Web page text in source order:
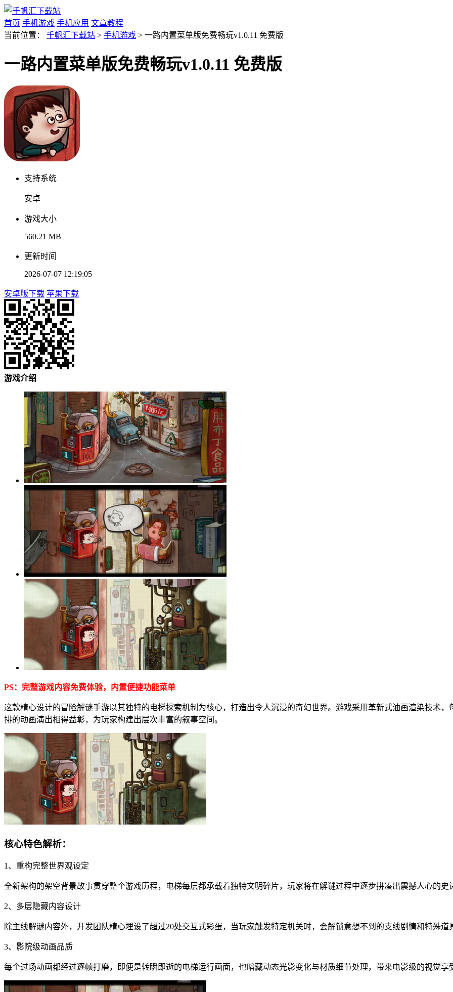
首页 手机游戏 手机应用 文章教程
当前位置： 千帆汇下载站 > 手机游戏 > 一路内置菜单版免费畅玩v1.0.11 免费版
一路内置菜单版免费畅玩v1.0.11 免费版
支持系统
安卓
游戏大小
560.21 MB
更新时间
2026-07-07 12:19:05
安卓版下载 苹果下载
游戏介绍
PS：完整游戏内容免费体验，内置便捷功能菜单
这款精心设计的冒险解谜手游以其独特的电梯探索机制为核心，打造出令人沉浸的奇幻世界。游戏采用革新式油画渲染技术
排的动画演出相得益彰，为玩家构建出层次丰富的叙事空间。
核心特色解析：
1、重构完整世界观设定
全新架构的架空背景故事贯穿整个游戏历程，电梯每层都承载着独特文明碎片，玩家将在解谜过程中逐步拼凑出震撼人心的史
2、多层隐藏内容设计
除主线解谜内容外，开发团队精心埋设了超过20处交互式彩蛋，当玩家触发特定机关时，会解锁意想不到的支线剧情和特殊道
3、影院级动画品质
每个过场动画都经过逐帧打磨，即便是转瞬即逝的电梯运行画面，也暗藏动态光影变化与材质细节处理，带来电影级的视觉享